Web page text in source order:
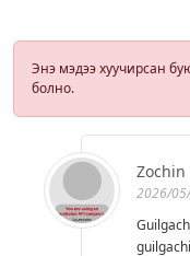
Энэ мэдээ хуучирсан
болно.
Zochin
2026/